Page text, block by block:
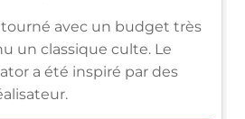
avec un budget très
un classique culte. Le
a été inspiré par des